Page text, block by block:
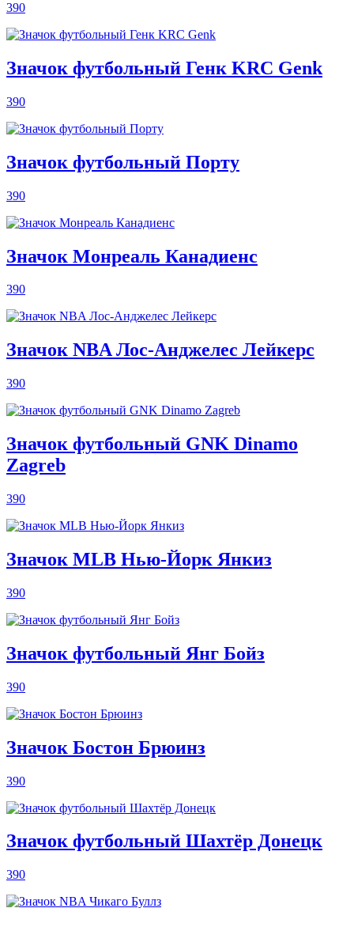
390
Значок футбольный Генк KRC Genk
390
Значок футбольный Порту
390
Значок Монреаль Канадиенс
390
Значок NBA Лос-Анджелес Лейкерс
390
Значок футбольный GNK Dinamo
Zagreb
390
Значок MLB Нью-Йорк Янкиз
390
Значок футбольный Янг Бойз
390
Значок Бостон Брюинз
390
Значок футбольный Шахтёр Донецк
390